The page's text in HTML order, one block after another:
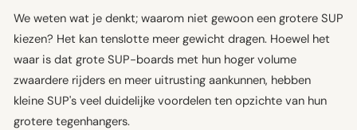
We weten wat je denkt; waarom niet gewoon een grotere SUP
kiezen? Het kan tenslotte meer gewicht dragen. Hoewel het
waar is dat grote SUP-boards met hun hoger volume
zwaardere rijders en meer uitrusting aankunnen, hebben
kleine SUP's veel duidelijke voordelen ten opzichte van hun
grotere tegenhangers.